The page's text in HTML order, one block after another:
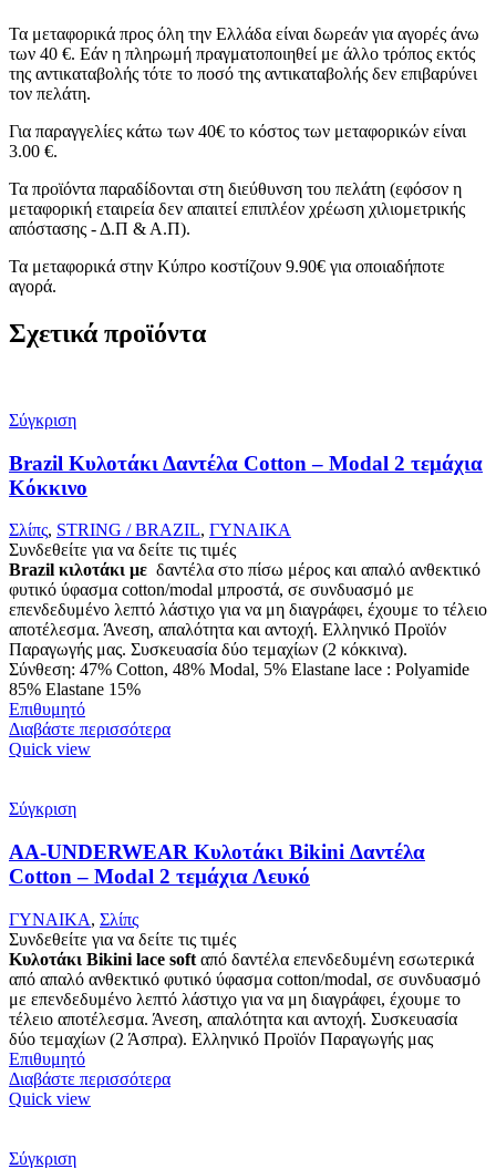
Τα μεταφορικά προς όλη την Ελλάδα είναι δωρεάν για αγορές άνω
των 40 €. Εάν η πληρωμή πραγματοποιηθεί με άλλο τρόπος εκτός
της αντικαταβολής τότε το ποσό της αντικαταβολής δεν επιβαρύνει
τον πελάτη.
Για παραγγελίες κάτω των 40€ το κόστος των μεταφορικών είναι
3.00 €.
Τα προϊόντα παραδίδονται στη διεύθυνση του πελάτη (εφόσον η
μεταφορική εταιρεία δεν απαιτεί επιπλέον χρέωση χιλιομετρικής
απόστασης - Δ.Π & Α.Π).
Τα μεταφορικά στην Κύπρο κοστίζουν 9.90€ για οποιαδήποτε
αγορά.
Σχετικά προϊόντα
Σύγκριση
Brazil Κυλοτάκι Δαντέλα Cotton – Modal 2 τεμάχια
Κόκκινο
Σλίπς, STRING / BRAZIL, ΓΥΝΑΙΚΑ
Συνδεθείτε για να δείτε τις τιμές
Brazil κιλοτάκι με δαντέλα στο πίσω μέρος και απαλό ανθεκτικό
φυτικό ύφασμα cotton/modal μπροστά, σε συνδυασμό με
επενδεδυμένο λεπτό λάστιχο για να μη διαγράφει, έχουμε το τέλειο
αποτέλεσμα. Άνεση, απαλότητα και αντοχή. Ελληνικό Προϊόν
Παραγωγής μας. Συσκευασία δύο τεμαχίων (2 κόκκινα).
Σύνθεση: 47% Cotton, 48% Modal, 5% Elastane lace : Polyamide
85% Elastane 15%
Επιθυμητό
Διαβάστε περισσότερα
Quick view
Σύγκριση
AA-UNDERWEAR Κυλοτάκι Bikini Δαντέλα
Cotton – Modal 2 τεμάχια Λευκό
ΓΥΝΑΙΚΑ, Σλίπς
Συνδεθείτε για να δείτε τις τιμές
Κυλοτάκι Bikini lace soft από δαντέλα επενδεδυμένη εσωτερικά
από απαλό ανθεκτικό φυτικό ύφασμα cotton/modal, σε συνδυασμό
με επενδεδυμένο λεπτό λάστιχο για να μη διαγράφει, έχουμε το
τέλειο αποτέλεσμα. Άνεση, απαλότητα και αντοχή. Συσκευασία
δύο τεμαχίων (2 Άσπρα). Ελληνικό Προϊόν Παραγωγής μας
Επιθυμητό
Διαβάστε περισσότερα
Quick view
Σύγκριση